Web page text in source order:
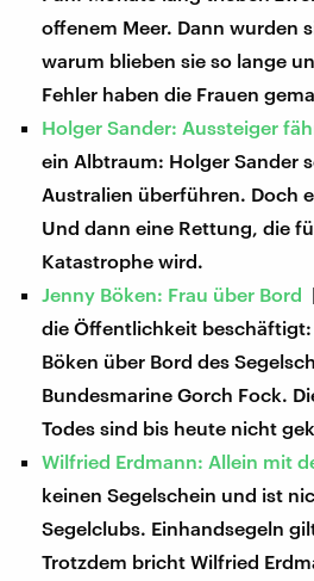
offenem Meer. Dann wurden
warum blieben sie so lange
Fehler haben die Frauen
Holger Sander: Aussteiger
ein Albtraum: Holger Sander
Australien überführen. Doch
Und dann eine Rettung, die
Katastrophe wird.
Jenny Böken: Frau über Bord
die Öffentlichkeit
Böken über Bord des
Bundesmarine Gorch Fock.
Todes sind bis heute nicht
Wilfried Erdmann: Allein mit
keinen Segelschein und ist
Segelclubs. Einhandsegeln
Trotzdem bricht Wilfried